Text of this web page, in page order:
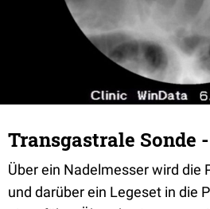
Transgastrale Sonde
Über ein Nadelmesser wird die
und darüber ein Legeset in die